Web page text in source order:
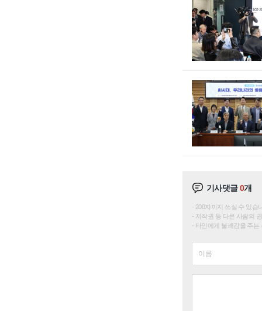
기사댓글0개
200자까지 쓰실 수 있습
저작권 등 다른 사람의
타인에게 불쾌감을 주는